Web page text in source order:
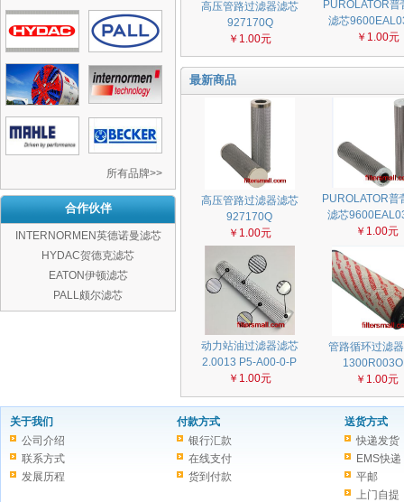
所有品牌>>
合作伙伴
INTERNORMEN英德诺曼滤芯
HYDAC贺德克滤芯
EATON伊顿滤芯
PALL颇尔滤芯
高压管路过滤器滤芯
927170Q
￥1.00元
PUROLATOR普
滤芯
￥1.00元
最新商品
高压管路过滤器滤芯
927170Q
￥1.00元
PUROLATOR普
滤芯
￥1.00元
动力站油过滤器滤芯
2.0013 P5-A00-0-P
￥1.00元
管路循环过滤
￥1.00元
关于我们
公司介绍
联系方式
发展历程
付款方式
银行汇款
在线支付
货到付款
送货方式
快递发货
EMS快递
平邮
上门自提